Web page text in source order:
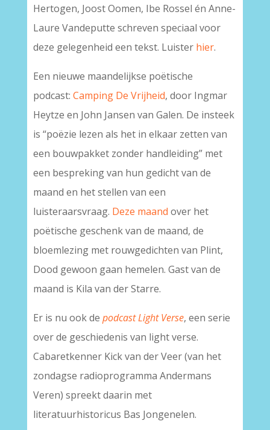
Hertogen, Joost Oomen, Ibe Rossel én Anne-
Laure Vandeputte schreven speciaal voor
deze gelegenheid een tekst. Luister hier.
Een nieuwe maandelijkse poëtische
podcast: Camping De Vrijheid, door Ingmar
Heytze en John Jansen van Galen. De insteek
is “poëzie lezen als het in elkaar zetten van
een bouwpakket zonder handleiding” met
een bespreking van hun gedicht van de
maand en het stellen van een
luisteraarsvraag. Deze maand over het
poëtische geschenk van de maand, de
bloemlezing met rouwgedichten van Plint,
Dood gewoon gaan hemelen. Gast van de
maand is Kila van der Starre.
Er is nu ook de podcast Light Verse, een serie
over de geschiedenis van light verse.
Cabaretkenner Kick van der Veer (van het
zondagse radioprogramma Andermans
Veren) spreekt daarin met
literatuurhistoricus Bas Jongenelen.